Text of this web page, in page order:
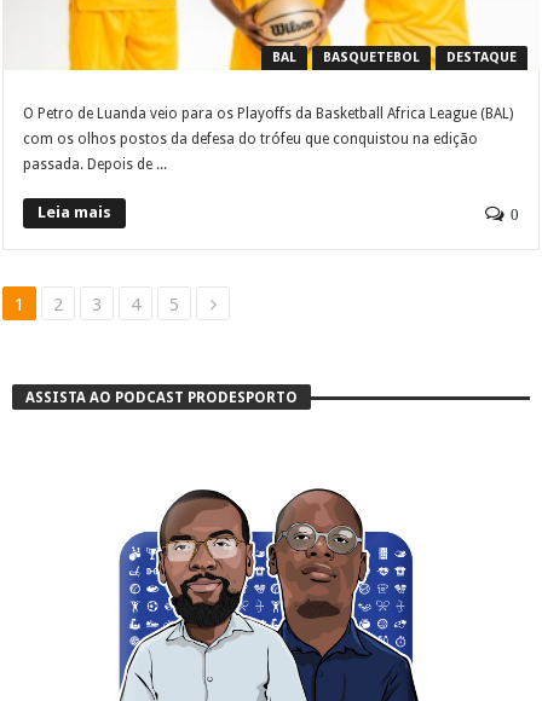
BAL BASQUETEBOL DESTAQUE
O Petro de Luanda veio para os Playoffs da Basketball Africa League (BAL)
com os olhos postos da defesa do trófeu que conquistou na edição
passada. Depois de ...
Leia mais 0
1 2 3 4 5
ASSISTA AO PODCAST PRODESPORTO